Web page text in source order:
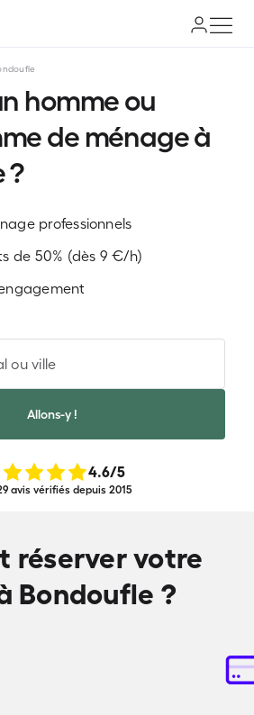
homme ou
de ménage à
?
professionnels
de 50% (dès 9 €/h)
ou ville
Allons-y !
4.6/5
avis vérifiés depuis 2015
réserver votre
Bondoufle ?